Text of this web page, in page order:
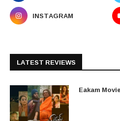
INSTAGRAM
LATEST REVIEWS
Eakam